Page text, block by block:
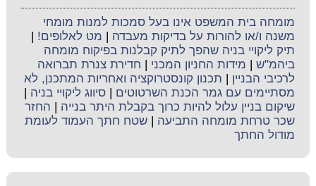
מומחה בית המשפט אינו בעל סמכות למנות מומחי
משנה ו/או להורות על בדיקות מעבדה
מט לאלופים!
תיק ליקויי בניה שהפך לתיק קבלנות בפיקוח מומחה
ביהמ"ש
מידות החניון המכני
חדירת צנרת תברואה
לרכיבי הבניין
תכנון קונסטרוקציה ואחריות המתכנן, לא
מסתיימים עם גמר הכנת השרטוטים |סיווג ליקויי בניה
שיקום בניין עלול להיות כרוך בקבלת היתר בנייה
החזר
שכר טרחת מומחה התביעה |שטח חתך העמוד לעומת
מודול החתך